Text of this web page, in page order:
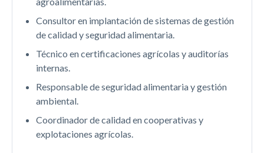
Consultor en implantación de sistemas de gestión
de calidad y seguridad alimentaria.
Técnico en certificaciones agrícolas y auditorías
internas.
Responsable de seguridad alimentaria y gestión
ambiental.
Coordinador de calidad en cooperativas y
explotaciones agrícolas.